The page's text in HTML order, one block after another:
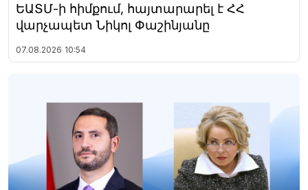
ԵԱՏՄ-ի հիմքում, հայտարարել է ՀՀ
վարչապետ Նիկոլ Փաշինյանը
07.08.2026 10:54